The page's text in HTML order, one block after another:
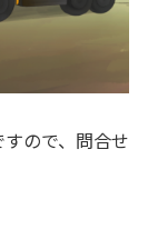
ので、問合せ